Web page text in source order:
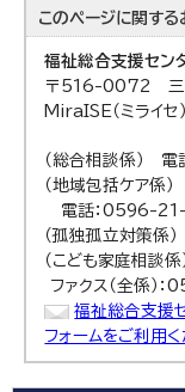
このページに関する
福祉総合支援セン
〒516-0072 三
MiraISE（ミライ
（総合相談係）
（地域包括ケア
電話：0596-
（孤独孤立対策
（こども家庭相談
ファクス（全係
福祉総合支援
フォームをご利用く